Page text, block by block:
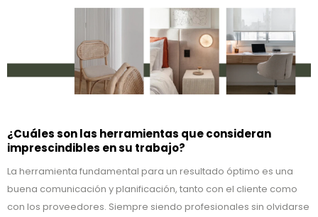
¿Cuáles son las herramientas que consideran
imprescindibles en su trabajo?
La herramienta fundamental para un resultado óptimo es una
buena comunicación y planificación, tanto con el cliente como
con los proveedores. Siempre siendo profesionales sin olvidarse